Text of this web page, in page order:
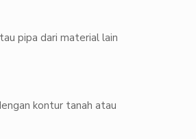
pipa dari material lain
kontur tanah atau